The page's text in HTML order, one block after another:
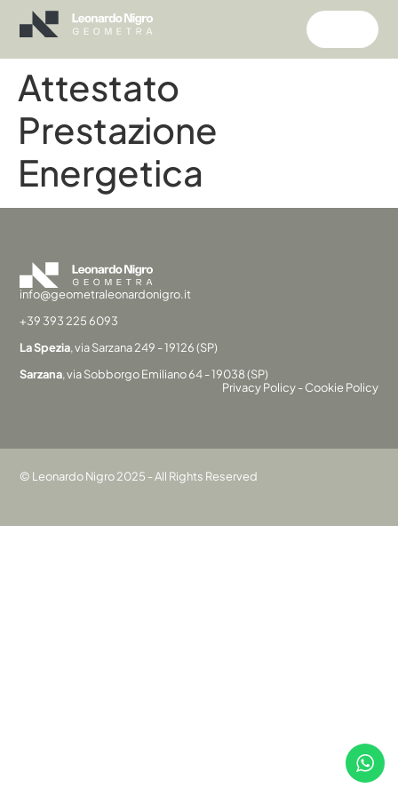
Attestato
Prestazione
Energetica
info@geometraleonardonigro.it
+39 393 225 6093
La Spezia, via Sarzana 249 - 19126 (SP)
Sarzana, via Sobborgo Emiliano 64 - 19038 (SP)
Privacy Policy-Cookie Policy
© Leonardo Nigro 2025 - All Rights Reserved